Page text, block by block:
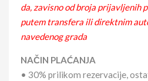
da, zavisno od broja prijavljenih
putem transfera ili direktnim
navedenog grada
NAČIN PLAĆANJA
• 30% prilikom rezervacije,